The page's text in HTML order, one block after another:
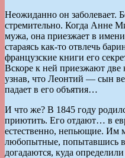
Неожиданно он заболевает.
стремительно. Когда Анне
мужа, она приезжает в
стараясь как-то отвлечь
французские книги его
Вскоре к ней приезжают
узнав, что Леонтий — сын
падает в его объятия…
И что же? В 1845 году
приютить. Его отдают… в
естественно, непьющие. Им
любопытные, попытавшись
догадаются, куда